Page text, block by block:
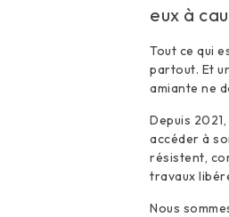
eux à
Tout ce qui
partout. Et
amiante ne
Depuis
accéder à
résistent,
travaux
Nous